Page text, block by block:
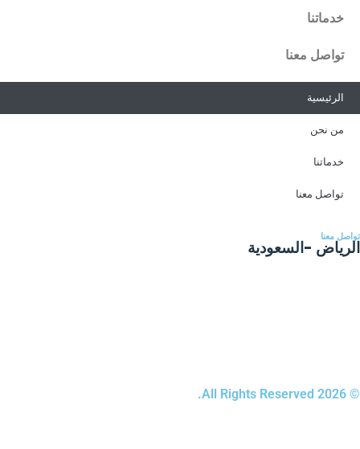
خدماتنا
تواصل معنا
الرئيسية
من نحن
خدماتنا
تواصل معنا
تواصل معنا
الرياض -السعودية
© 2026 All Rights Reserved.